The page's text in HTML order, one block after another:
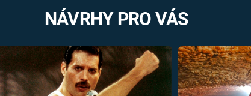
NÁVRHY PRO VÁS